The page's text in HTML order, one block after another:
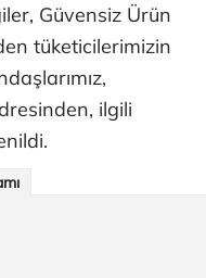
Güvensiz Ürün
tüketicilerimizin
ilgili